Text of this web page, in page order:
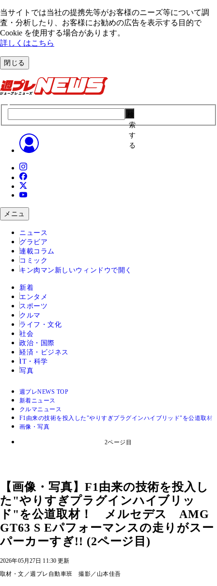
当サイトでは当社の提携先等がお客様のニーズ等について調
査・分析したり、お客様にお勧めの広告を表⽰する⽬的で
Cookie を使⽤する場合があります。
詳しくはこちら
閉じる
索
す
る
メニュ
ニュース
グラビア
連載コラム
コミック
キン肉マン 新しいウィンドウで開く
新着
エンタメ
スポーツ
クルマ
ライフ・文化
社会
政治・国際
経済・ビジネス
IT・科学
写真
週プレNEWS TOP
新着ニュース
クルマニュース
F1由来の技術を投入した"やりすぎプラグインハイブリッド"を公道取
画像・写真
2ページ目
【画像・写真】F1由来の技術を投入し
た"やりすぎプラグインハイブリッ
ド"を公道取材！ メルセデス AMG
GT63 S Eパフォーマンスの走りがスー
パーカーすぎ!! (2ページ目)
2026年05月27日 11:30 更新
取材・文／週プレ自動車班 撮影／山本佳吾